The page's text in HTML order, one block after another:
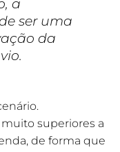
ser uma
da
superiores a
de forma que